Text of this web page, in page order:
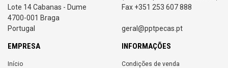
Lote 14 Cabanas - Dume
4700-001 Braga
Portugal
Fax +351 253 607 888
geral@pptpecas.pt
EMPRESA
Início
INFORMAÇÕES
Condições de venda